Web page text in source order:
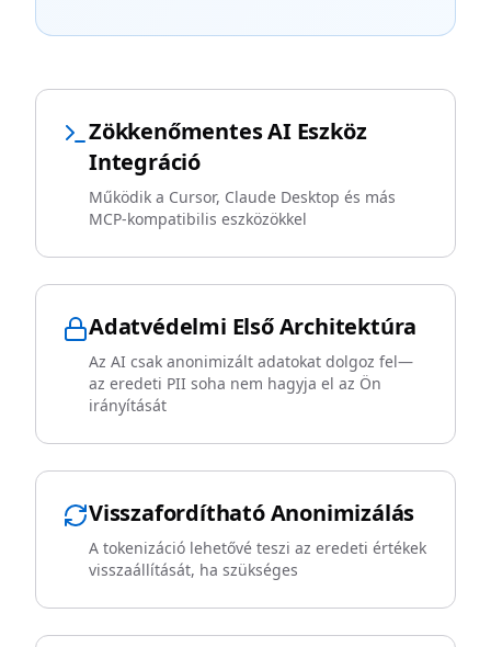
Zökkenőmentes AI Eszköz
Integráció
Működik a Cursor, Claude Desktop és más
MCP-kompatibilis eszközökkel
Adatvédelmi Első Architektúra
Az AI csak anonimizált adatokat dolgoz fel—
az eredeti PII soha nem hagyja el az Ön
irányítását
Visszafordítható Anonimizálás
A tokenizáció lehetővé teszi az eredeti értékek
visszaállítását, ha szükséges